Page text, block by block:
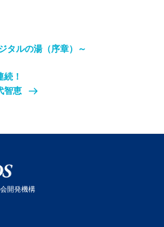
タルの湯（序章）～
！
智恵
開発機構